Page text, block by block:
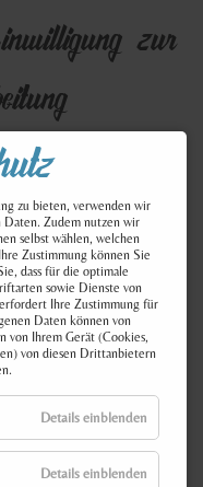
zur
sind nur mit Ihrer
Sie können eine
widerrufen. Die
erfolgten
unberührt.
die
Fällen
zu bieten, verwenden wir
Daten. Zudem nutzen wir
selbst wählen, welchen
Zustimmung können Sie
dass für die optimale
sowie Dienste von
Ihre Zustimmung für
Daten können von
von Ihrem Gerät (Cookies,
von diesen Drittanbietern
Details einblenden
Details einblenden